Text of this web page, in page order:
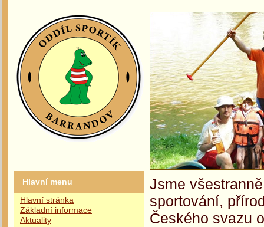
Hlavní menu
Hlavní stránka
Základní informace
Aktuality
Jsme
sportování,
Českého svazu